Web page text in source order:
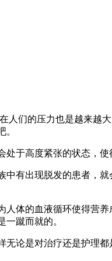
们的压力也是越来越
。
高度紧张的状态，使
出现脱发的患者，就
的血液循环使得营养
蹴而就的。
是对治疗还是护理都